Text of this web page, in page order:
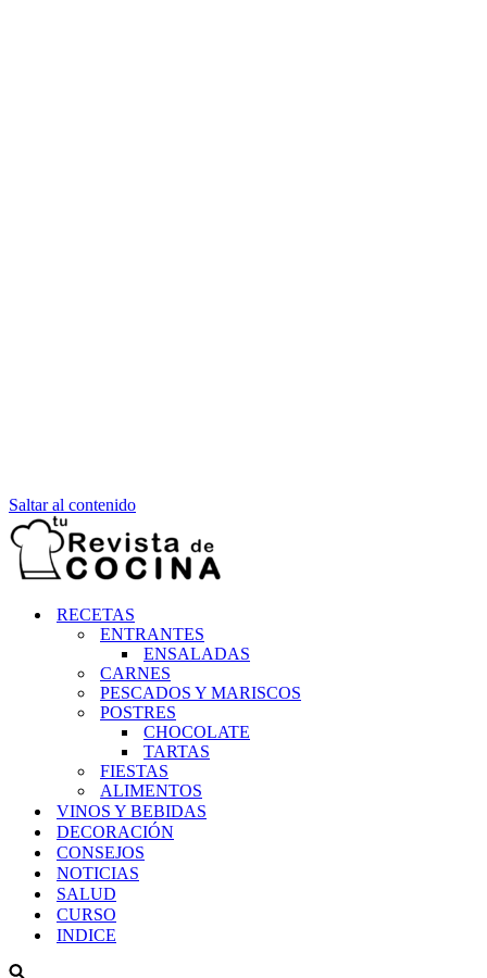
Saltar al contenido
RECETAS
ENTRANTES
ENSALADAS
CARNES
PESCADOS Y MARISCOS
POSTRES
CHOCOLATE
TARTAS
FIESTAS
ALIMENTOS
VINOS Y BEBIDAS
DECORACIÓN
CONSEJOS
NOTICIAS
SALUD
CURSO
INDICE